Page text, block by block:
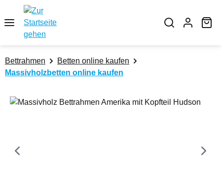
Zum Hauptinhalt springen
Bettrahmen
Betten online kaufen
Massivholzbetten online kaufen
Bildergalerie überspringen